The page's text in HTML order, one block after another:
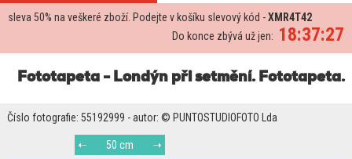
sleva 50% na veškeré zboží. Podejte v košíku slevový kód -XMR4T42
18:37:27
Do konce zbývá už jen:
Fototapeta - Londýn při setmění. Fototapeta.
Číslo fotografie: 55192999 - autor: © PUNTOSTUDIOFOTO Lda
50 cm